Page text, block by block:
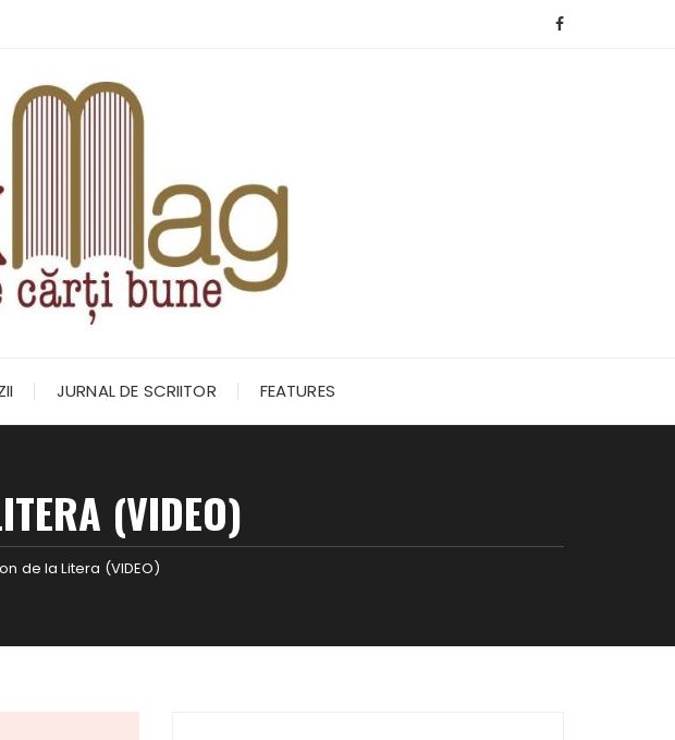
JURNAL DE SCRIITOR FEATURES
(VIDEO)
de la Litera (VIDEO)